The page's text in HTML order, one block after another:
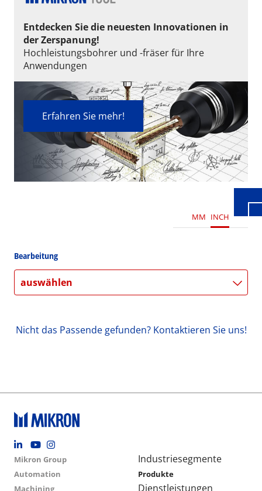
Entdecken Sie die neuesten Innovationen in
der Zerspanung!
Hochleistungsbohrer und -fräser für Ihre
Anwendungen
Erfahren Sie mehr!
MM INCH
Bearbeitung
auswählen
Nicht das Passende gefunden? Kontaktieren Sie uns!
Footer social
Group menu
Mikron Group
Automation
Machining
Main navigation
Industriesegmente
Produkte
Dienstleistungen